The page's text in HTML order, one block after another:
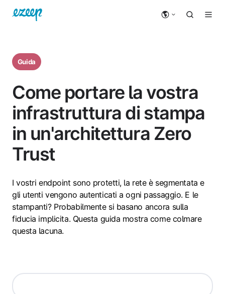
Guida
Come portare la vostra
infrastruttura di stampa
in un'architettura Zero
Trust
I vostri endpoint sono protetti, la rete è segmentata e
gli utenti vengono autenticati a ogni passaggio. E le
stampanti? Probabilmente si basano ancora sulla
fiducia implicita. Questa guida mostra come colmare
questa lacuna.